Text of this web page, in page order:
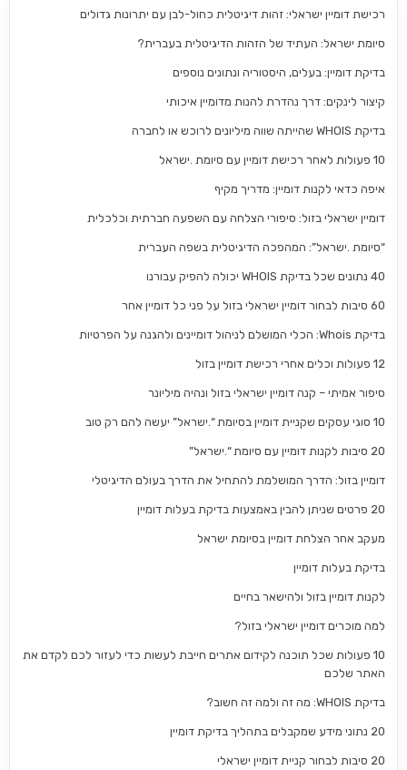
רכישת דומיין ישראלי: זהות דיגיטלית כחול-לבן עם יתרונות גדולים
סיומת ישראל: העתיד של הזהות הדיגיטלית בעברית?
בדיקת דומיין: בעלים, היסטוריה ונתונים נוספים
קיצור לינקים: דרך נהדרת להנות מדומיין איכותי
בדיקת WHOIS שהייתה שווה מיליונים לרוכש או לחברה
10 פעולות לאחר רכישת דומיין עם סיומת .ישראל
איפה כדאי לקנות דומיין: מדריך מקיף
דומיין ישראלי בזול: סיפורי הצלחה עם השפעה חברתית וכלכלית
“סיומת .ישראל”: המהפכה הדיגיטלית בשפה העברית
40 נתונים שכל בדיקת WHOIS יכולה להפיק עבורנו
60 סיבות לבחור דומיין ישראלי בזול על פני כל דומיין אחר
בדיקת Whois: הכלי המושלם לניהול דומיינים ולהגנה על הפרטיות
12 פעולות וכלים אחרי רכישת דומיין בזול
סיפור אמיתי – קנה דומיין ישראלי בזול ונהיה מיליונר
10 סוגי עסקים שקניית דומיין בסיומת “.ישראל” יעשה להם רק טוב
20 סיבות לקנות דומיין עם סיומת “.ישראל”
דומיין בזול: הדרך המושלמת להתחיל את הדרך בעולם הדיגיטלי
20 פרטים שניתן להבין באמצעות בדיקת בעלות דומיין
מעקב אחר הצלחת דומיין בסיומת ישראל
בדיקת בעלות דומיין
לקנות דומיין בזול ולהישאר בחיים
למה מוכרים דומיין ישראלי בזול?
10 פעולות שכל תוכנה לקידום אתרים חייבת לעשות כדי לעזור לכם לקדם את
האתר שלכם
בדיקת WHOIS: מה זה ולמה זה חשוב?
20 נתוני מידע שמקבלים בתהליך בדיקת דומיין
20 סיבות לבחור קניית דומיין ישראלי